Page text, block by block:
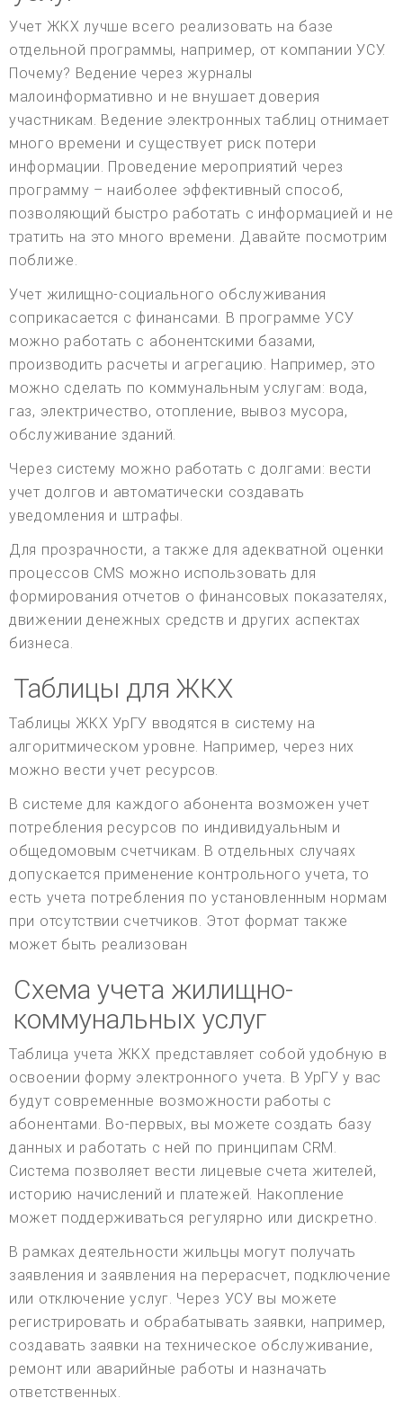
Учет ЖКХ лучше всего реализовать на базе
отдельной программы, например, от компании УСУ.
Почему? Ведение через журналы
малоинформативно и не внушает доверия
участникам. Ведение электронных таблиц отнимает
много времени и существует риск потери
информации. Проведение мероприятий через
программу – наиболее эффективный способ,
позволяющий быстро работать с информацией и не
тратить на это много времени. Давайте посмотрим
поближе.
Учет жилищно-социального обслуживания
соприкасается с финансами. В программе УСУ
можно работать с абонентскими базами,
производить расчеты и агрегацию. Например, это
можно сделать по коммунальным услугам: вода,
газ, электричество, отопление, вывоз мусора,
обслуживание зданий.
Через систему можно работать с долгами: вести
учет долгов и автоматически создавать
уведомления и штрафы.
Для прозрачности, а также для адекватной оценки
процессов CMS можно использовать для
формирования отчетов о финансовых показателях,
движении денежных средств и других аспектах
бизнеса.
Таблицы для ЖКХ
Таблицы ЖКХ УрГУ вводятся в систему на
алгоритмическом уровне. Например, через них
можно вести учет ресурсов.
В системе для каждого абонента возможен учет
потребления ресурсов по индивидуальным и
общедомовым счетчикам. В отдельных случаях
допускается применение контрольного учета, то
есть учета потребления по установленным нормам
при отсутствии счетчиков. Этот формат также
может быть реализован
Схема учета жилищно-
коммунальных услуг
Таблица учета ЖКХ представляет собой удобную в
освоении форму электронного учета. В УрГУ у вас
будут современные возможности работы с
абонентами. Во-первых, вы можете создать базу
данных и работать с ней по принципам CRM.
Система позволяет вести лицевые счета жителей,
историю начислений и платежей. Накопление
может поддерживаться регулярно или дискретно.
В рамках деятельности жильцы могут получать
заявления и заявления на перерасчет, подключение
или отключение услуг. Через УСУ вы можете
регистрировать и обрабатывать заявки, например,
создавать заявки на техническое обслуживание,
ремонт или аварийные работы и назначать
ответственных.